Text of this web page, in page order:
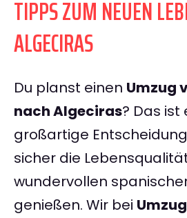
TIPPS ZUM NEUEN
ALGECIRAS
Du planst einen Umzug
nach Algeciras? Das ist
großartige
sicher die
wundervollen
genießen. Wir bei